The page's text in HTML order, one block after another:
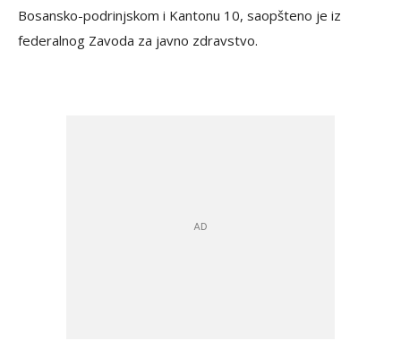
Bosansko-podrinjskom i Kantonu 10, saopšteno je iz
federalnog Zavoda za javno zdravstvo.